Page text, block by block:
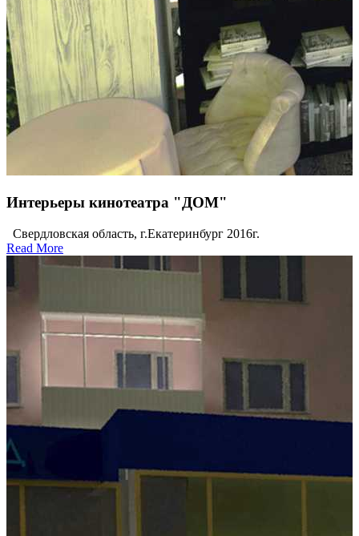
Интерьеры кинотеатра "ДОМ"
Свердловская область, г.Екатеринбург 2016г.
Read More